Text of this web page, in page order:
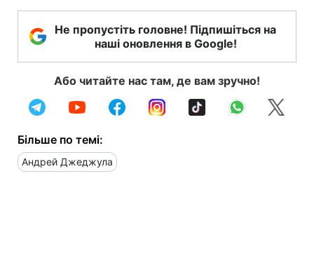
Не пропустіть головне! Підпишіться на
наші оновлення в Google!
Або читайте нас там, де вам зручно!
Більше по темі:
Андрей Джеджула